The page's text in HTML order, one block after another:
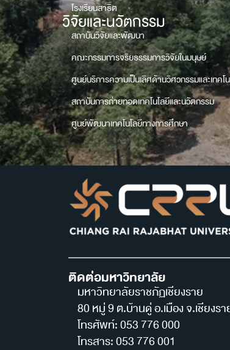
โรงเรียนสาธิต
วิจัยและนวัตกรรม
สถาบันวิจัยและพัฒนา
คณะกรรมการจริยธรรมการวิจัยในมนุษย์
ศูนย์บริการความเป็นเลิศด้านวิศวกรรมและเทคโ
สถาบันการถ่ายทอดเทคโนโลยีและนวัตกรรม
ศูนย์พัฒนาเทคโนโลยีทางการศึกษา
ติดต่อมหาวิทยาลัย
มหาวิทยาลัยราชภัฏเชียงราย
80 หมู่ 9 ต.บ้านดู่ อ.เมือง จ.เชียงร
โทรศัพท์: 053 776 000
โทรสาร: 053 776 001